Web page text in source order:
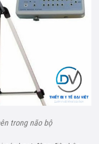
trong não bộ